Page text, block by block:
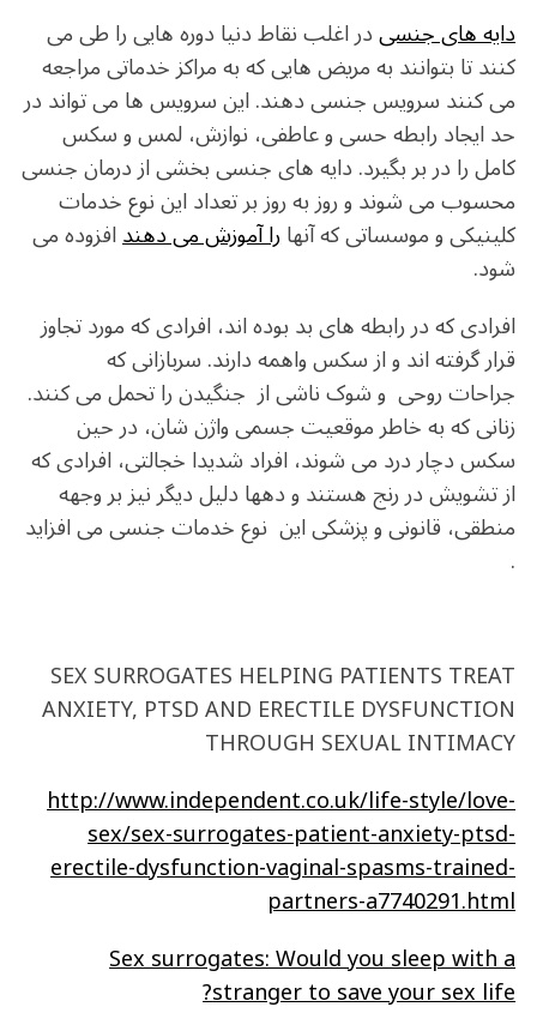
دایه های جنسیدر اغلب نقاط دنیا دوره هایی را طی می
کنند تا بتوانند به مریض هایی که به مراکز خدماتی مراجعه
می کنند سرویس جنسی دهند. این سرویس ها می تواند در
حد ایجاد رابطه حسی و عاطفی، نوازش، لمس و سکس
کامل را در بر بگیرد. دایه های جنسی بخشی از درمان جنسی
محسوب می شوند و روز به روز بر تعداد این نوع خدمات
کلینیکی و موسساتی که آنهارا آموزش می دهندافزوده می
شود.
افرادی که در رابطه های بد بوده اند، افرادی که مورد تجاوز
قرار گرفته اند و از سکس واهمه دارند. سربازانی که
جراحات روحی و شوک ناشی از جنگیدن را تحمل می کنند.
زنانی که به خاطر موقعیت جسمی واژن شان، در حین
سکس دچار درد می شوند، افراد شدیدا خجالتی، افرادی که
از تشویش در رنج هستند و دهها دلیل دیگر نیز بر وجهه
منطقی، قانونی و پزشکی این نوع خدمات جنسی می افزاید
.
SEX SURROGATES HELPING PATIENTS TREAT
ANXIETY, PTSD AND ERECTILE DYSFUNCTION
THROUGH SEXUAL INTIMACY
http://www.independent.co.uk/life-style/love-
sex/sex-surrogates-patient-anxiety-ptsd-
erectile-dysfunction-vaginal-spasms-trained-
partners-a7740291.html
Sex surrogates: Would you sleep with a
stranger to save your sex life?